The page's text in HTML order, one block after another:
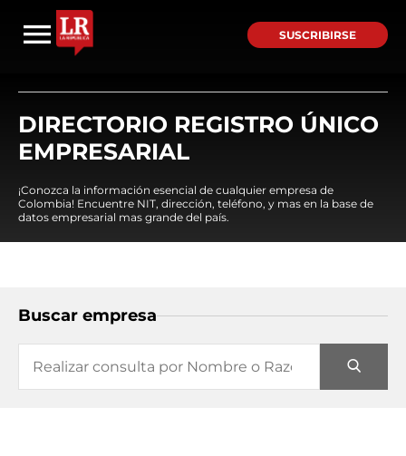
SUSCRIBIRSE
DIRECTORIO REGISTRO ÚNICO
EMPRESARIAL
¡Conozca la información esencial de cualquier empresa de
Colombia! Encuentre NIT, dirección, teléfono, y mas en la base de
datos empresarial mas grande del país.
Buscar empresa